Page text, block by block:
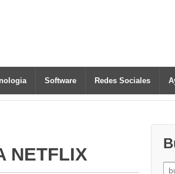
Software Redes Sociales
NETFLIX